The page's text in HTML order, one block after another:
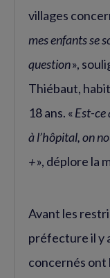
villages
mes enfants se
question»,
Thiébaut,
18 ans. «Est-ce
à l’hôpital, on
+», déplore la
Avant les
préfecture il y
concernés ont